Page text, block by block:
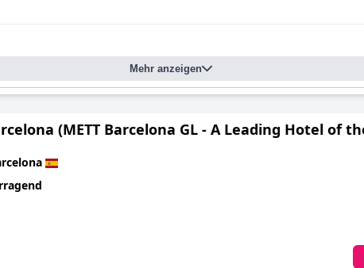
Mehr anzeigen
(METT Barcelona GL - A Leading Hotel of